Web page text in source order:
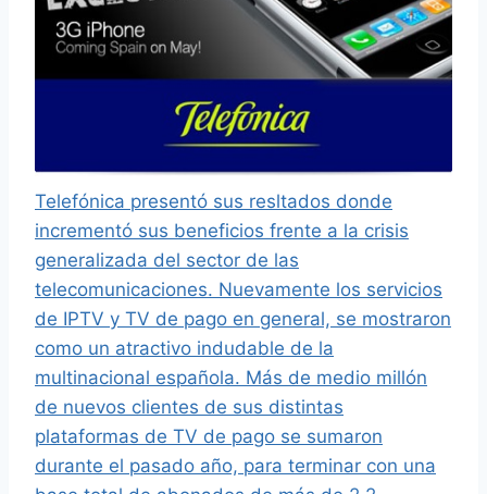
Telefónica presentó sus resltados donde
incrementó sus beneficios frente a la crisis
generalizada del sector de las
telecomunicaciones. Nuevamente los servicios
de IPTV y TV de pago en general, se mostraron
como un atractivo indudable de la
multinacional española. Más de medio millón
de nuevos clientes de sus distintas
plataformas de TV de pago se sumaron
durante el pasado año, para terminar con una